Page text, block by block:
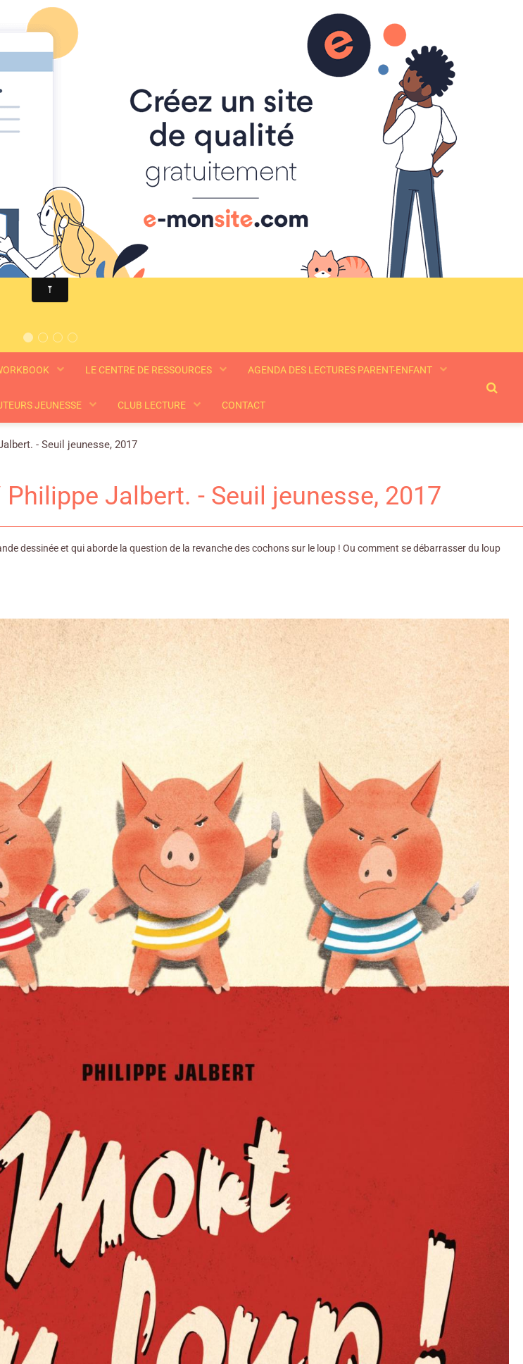
LE CENTRE DE RESSOURCES AGENDA DES LECTURES PARENT-ENFANT
JEUNESSE CLUB LECTURE CONTACT
- Seuil jeunesse, 2017
Jalbert. - Seuil jeunesse, 2017
dessinée et qui aborde la question de la revanche des cochons sur le loup ! Ou comment se débarrasser du loup